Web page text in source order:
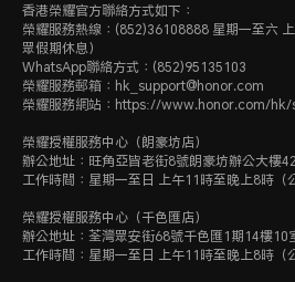
香港榮耀官方聯絡方式如下：
榮耀服務熱線：(852)36108888 星期一至六
眾假期休息）
WhatsApp聯絡方式：(852)95135103
榮耀服務郵箱：hk_support@honor.com
榮耀服務網站：https://www.honor.com/
榮耀授權服務中心（朗豪坊店）
辦公地址：旺角亞皆老街8號朗豪坊辦公大樓
工作時間：星期一至日 上午11時至晚上8時（
榮耀授權服務中心（千色匯店）
辦公地址：荃灣眾安街68號千色匯1期14樓10
工作時間：星期一至日 上午11時至晚上8時（